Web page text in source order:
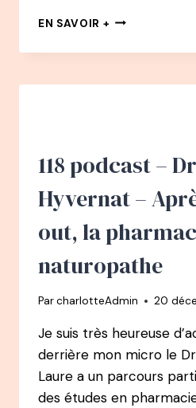
EN SAVOIR + 121
–
SARAH
D’UNE
NOMBREUSE
FONDATRICE
118 podcast –
Hyvernat –
out, la
naturopathe
ParcharlotteAdmin 20
Je suis très heureuse
derrière mon micro le
Laure a un parcours
des études en